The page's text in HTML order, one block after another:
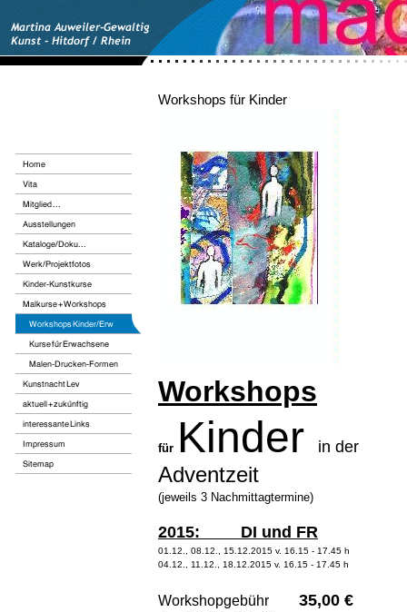
Workshops für Kinder
Workshops
für Kinder in der
Adventzeit
(jeweils 3 Nachmittagtermine)
2015: DI und FR
01.12., 08.12., 15.12.2015 v. 16.15 - 17.45 h
04.12., 11.12., 18.12.2015 v. 16.15 - 17.45 h
Workshopgebühr 35,00 €